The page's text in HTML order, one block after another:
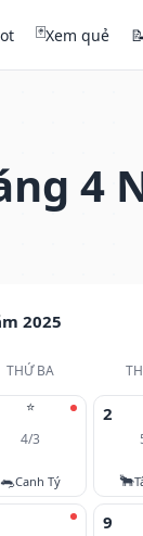
🃏Xem quẻ
4
2025
THỨ BA
⭐
4/3
🐀Canh Tý
2
🐂
9